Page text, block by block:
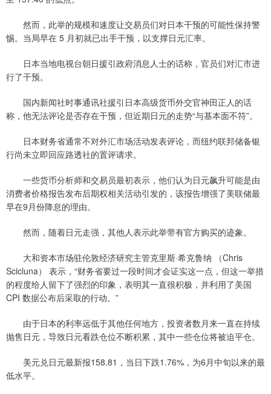
然而，此举的规模和速度让交易员们对日本干预的可能性保持警
惕。当局早在 5 月初就已出手干预，以支撑日元汇率。
日本当地电视台朝日援引政府消息人士的话称，官员们对汇市进
行了干预。
国内新闻社时事通讯社援引日本高级货币外交官神田正人的话
称，他无法评论是否存在干预，但近期日元的走势“与基本面不符”。
日本财务省通常不对外汇市场活动发表评论，而纽约联邦储备银
行尚未立即回应路透社的置评请求。
一些货币分析师和交易员最初表示，他们认为日元飙升可能是由
消费者价格报告发布后期权相关活动引发的，该报告增强了美联储最
早在9月份降息的理由。
然而，随着日元走强，其他人表示此举带有官方购买的迹象。
大和资本市场驻伦敦经济研究主管克里斯·希克鲁纳 （Chris
Scicluna） 表示，“财务省要过一段时间才会证实这一点，但这一举措
的程度给人留下了强烈的印象，表明其一直很积极，并利用了美国
CPI 数据公布后采取的行动。”
由于日本的利率远低于其他任何地方，投资者数月来一直在持续
抛售日元，导致日元看跌仓位不断积累，其中一些仓位将被迫平仓。
美元兑日元最新报158.81，当日下跌1.76%，为6月中旬以来的最
低水平。